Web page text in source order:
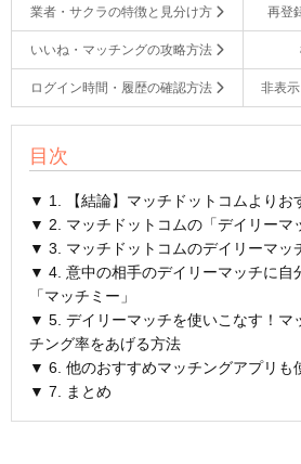
業者・サクラの特徴と見分け方 再登
いいね・マッチングの攻略方法
ログイン時間・履歴の確認方法 非表
目次
▼ 1. 【結論】マッチドットコムよりお
▼ 2. マッチドットコムの「デイリーマ
▼ 3. マッチドットコムのデイリーマッ
▼ 4. 意中の相手のデイリーマッチに自
「マッチミー」
▼ 5. デイリーマッチを使いこなす！マ
チング率をあげる方法
▼ 6. 他のおすすめマッチングアプリも
▼ 7. まとめ